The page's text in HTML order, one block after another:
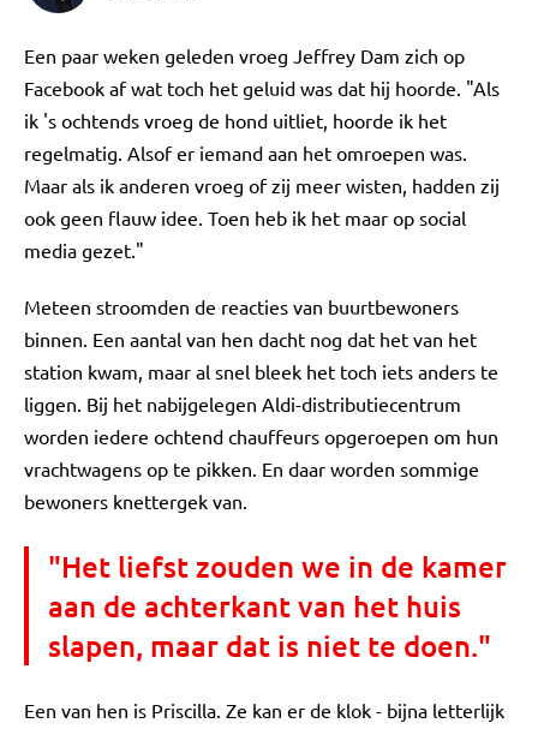
Een paar weken geleden vroeg Jeffrey Dam zich op
Facebook af wat toch het geluid was dat hij hoorde. "Als
ik 's ochtends vroeg de hond uitliet, hoorde ik het
regelmatig. Alsof er iemand aan het omroepen was.
Maar als ik anderen vroeg of zij meer wisten, hadden zij
ook geen flauw idee. Toen heb ik het maar op social
media gezet."
Meteen stroomden de reacties van buurtbewoners
binnen. Een aantal van hen dacht nog dat het van het
station kwam, maar al snel bleek het toch iets anders te
liggen. Bij het nabijgelegen Aldi-distributiecentrum
worden iedere ochtend chauffeurs opgeroepen om hun
vrachtwagens op te pikken. En daar worden sommige
bewoners knettergek van.
"Het liefst zouden we in de kamer
aan de achterkant van het huis
slapen, maar dat is niet te doen."
Een van hen is Priscilla. Ze kan er de klok - bijna letterlijk